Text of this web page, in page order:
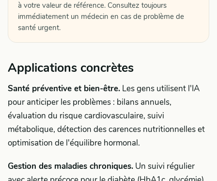
à votre valeur de référence. Consultez toujours
immédiatement un médecin en cas de problème de
santé urgent.
Applications concrètes
Santé préventive et bien-être. Les gens utilisent l'IA
pour anticiper les problèmes : bilans annuels,
évaluation du risque cardiovasculaire, suivi
métabolique, détection des carences nutritionnelles et
optimisation de l'équilibre hormonal.
Gestion des maladies chroniques. Un suivi régulier